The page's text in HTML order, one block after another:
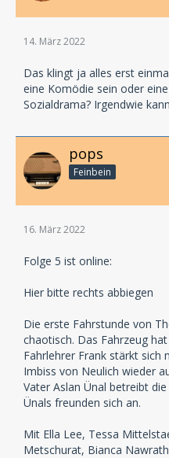
14. März 2022
Das klingt ja alles erst
eine Komödie sein oder
Sozialdrama? Irgendwie
pops
Feinbein
16. März 2022
Folge 5 ist online:
Hier bitte rechts abbiegen
Die erste Fahrstunde von
chaotisch. Das Fahrzeug
Fahrlehrer Frank stärkt sich
Imbiss von Neulich wieder
Vater Aslan Ünal betreibt
Ünals freunden sich an.
Mit Ella Lee, Tessa
Metschurat, Bianca